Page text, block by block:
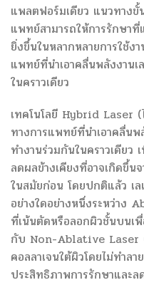
แพลตฟอร์มเดียว แนวทางขั้
แพทย์สามารถให้การรักษา
ยิ่งขึ้นในหลากหลายการใช้
แพทย์ที่นำเอาคลื่นพลังงาน
ในคราวเดียว
เทคโนโลยี Hybrid Laser (
ทางการแพทย์ที่นำเอาคลื่น
ทำงานร่วมกันในคราวเดียว
ลดผลข้างเคียงที่อาจเกิดขึ้น
ในสมัยก่อน โดยปกติแล้ว เล
อย่างใดอย่างหนึ่งระหว่าง
ที่เน้นตัดหรือลอกผิวชั้นบน
กับ Non-Ablative Laser
คอลลาเจนใต้ผิวโดยไม่ทำล
ประสิทธิภาพการรักษาและล